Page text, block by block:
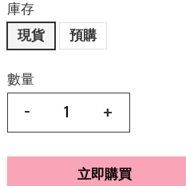
庫存
現貨
預購
數量
- +
立即購買